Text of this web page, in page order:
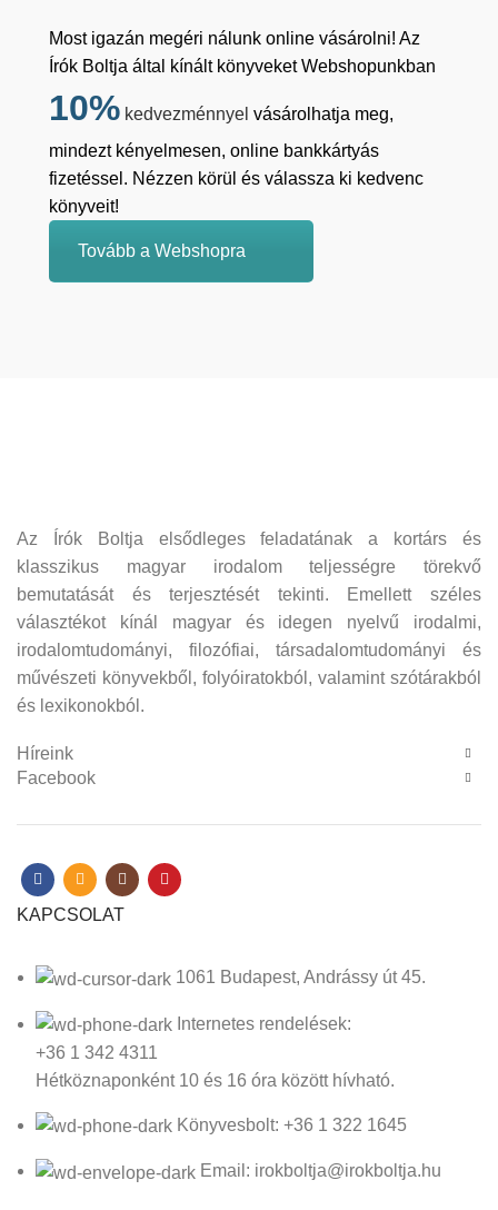
Most igazán megéri nálunk online vásárolni! Az
Írók Boltja által kínált könyveket Webshopunkban
10% kedvezménnyel vásárolhatja meg,
mindezt kényelmesen, online bankkártyás
fizetéssel. Nézzen körül és válassza ki kedvenc
könyveit!
Tovább a Webshopra
Az Írók Boltja elsődleges feladatának a kortárs és
klasszikus magyar irodalom teljességre törekvő
bemutatását és terjesztését tekinti. Emellett széles
választékot kínál magyar és idegen nyelvű irodalmi,
irodalomtudományi, filozófiai, társadalomtudományi és
művészeti könyvekből, folyóiratokból, valamint szótárakból
és lexikonokból.
Híreink
Facebook
KAPCSOLAT
1061 Budapest, Andrássy út 45.
Internetes rendelések:
+36 1 342 4311
Hétköznaponként 10 és 16 óra között hívható.
Könyvesbolt: +36 1 322 1645
Email: irokboltja@irokboltja.hu